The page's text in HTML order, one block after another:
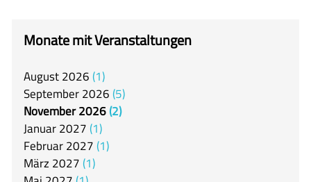
Offener Ganztag
Mensa
Unsere Schulgemeinschaft
Kontakt
🇬🇧
Monate mit Veranstaltungen
August2026 1
September2026 5
November2026 2
Januar2027 1
Februar2027 1
März 2027 1